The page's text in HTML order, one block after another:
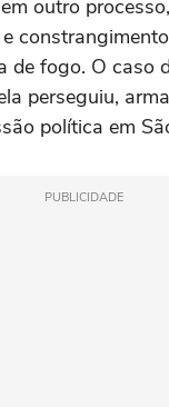
outro
de fogo. O caso
perseguiu,
política em
PUBLICIDADE